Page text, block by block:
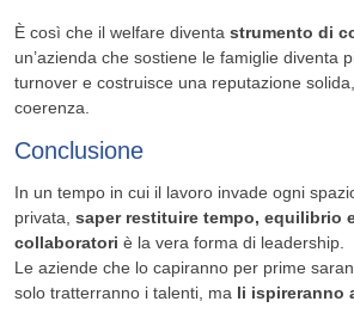
È così che il welfare diventa strumento di
un’azienda che sostiene le famiglie diventa
turnover e costruisce una reputazione
coerenza.
Conclusione
In un tempo in cui il lavoro invade ogni
privata, saper restituire tempo, equilibrio
collaboratori è la vera forma di leadership.
Le aziende che lo capiranno per prime
solo tratterranno i talenti, ma li ispireranno